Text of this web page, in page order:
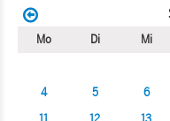
Mo Di Mi
4
5 6